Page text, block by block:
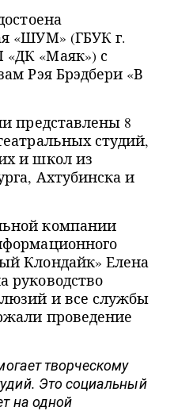
«ШУМ» (ГБУК г.
«Маяк») с
Рэя Брэдбери «В
представлены 8
студий,
и школ из
Ахтубинска и
компании
Клондайк» Елена
руководство
и все службы
проведение
творческому
Это социальный
на одной